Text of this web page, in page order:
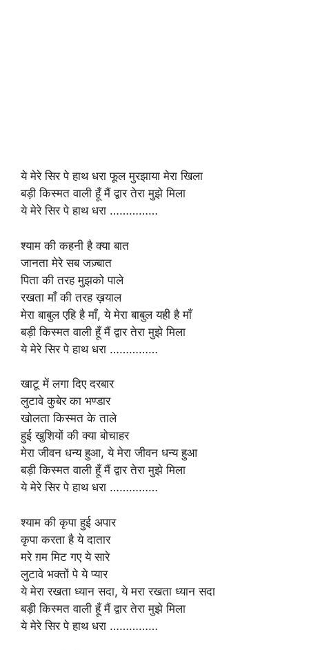
ये मेरे सिर पे हाथ धरा फूल मुरझाया मेरा खिला
बड़ी किस्मत वाली हूँ मैं द्वार तेरा मुझे मिला
ये मेरे सिर पे हाथ धरा ……………
श्याम की कहनी है क्या बात
जानता मेरे सब जज़्बात
पिता की तरह मुझको पाले
रखता माँ की तरह ख़याल
मेरा बाबुल एहि है माँ, ये मेरा बाबुल यही है माँ
बड़ी किस्मत वाली हूँ मैं द्वार तेरा मुझे मिला
ये मेरे सिर पे हाथ धरा ……………
खाटू में लगा दिए दरबार
लुटावे कुबेर का भण्डार
खोलता किस्मत के ताले
हुई खुशियों की क्या बोचाहर
मेरा जीवन धन्य हुआ, ये मेरा जीवन धन्य हुआ
बड़ी किस्मत वाली हूँ मैं द्वार तेरा मुझे मिला
ये मेरे सिर पे हाथ धरा ……………
श्याम की कृपा हुई अपार
कृपा करता है ये दातार
मरे ग़म मिट गए ये सारे
लुटावे भक्तों पे ये प्यार
ये मेरा रखता ध्यान सदा, ये मरा रखता ध्यान सदा
बड़ी किस्मत वाली हूँ मैं द्वार तेरा मुझे मिला
ये मेरे सिर पे हाथ धरा ……………